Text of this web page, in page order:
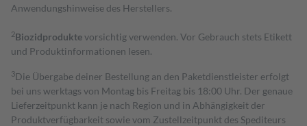
Anwendungshinweise des Herstellers.
2Biozidproduktevorsichtig verwenden. Vor Gebrauch stets Etikett
und Produktinformationen lesen.
3Die Übergabe deiner Bestellung an den Paketdienstleister erfolgt
bei uns werktags von Montag bis Freitag bis 18:00 Uhr. Der genaue
Lieferzeitpunkt kann je nach Region und in Abhängigkeit der
Produktverfügbarkeit sowie vom Zustellzeitpunkt des Spediteurs